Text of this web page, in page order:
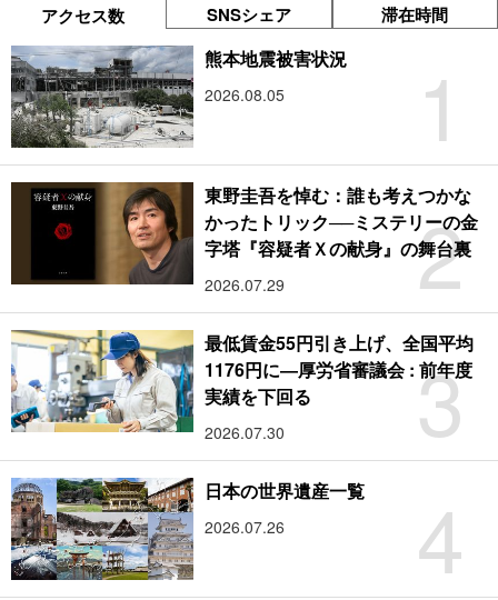
アクセス数 SNSシェア 滞在時間
1
熊本地震被害状況
2026.08.05
2
東野圭吾を悼む：誰も考えつかな
かったトリック──ミステリーの金
字塔『容疑者Ｘの献身』の舞台裏
2026.07.29
3
最低賃金55円引き上げ、全国平均
1176円に―厚労省審議会 : 前年度
実績を下回る
2026.07.30
4
日本の世界遺産一覧
2026.07.26